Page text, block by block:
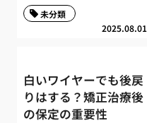
2025.08.01
未分類
白いワイヤーでも後戻
りはする？矯正治療後
の保定の重要性